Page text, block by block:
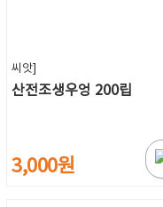
씨앗]
산전조생우엉 200립
3,000원